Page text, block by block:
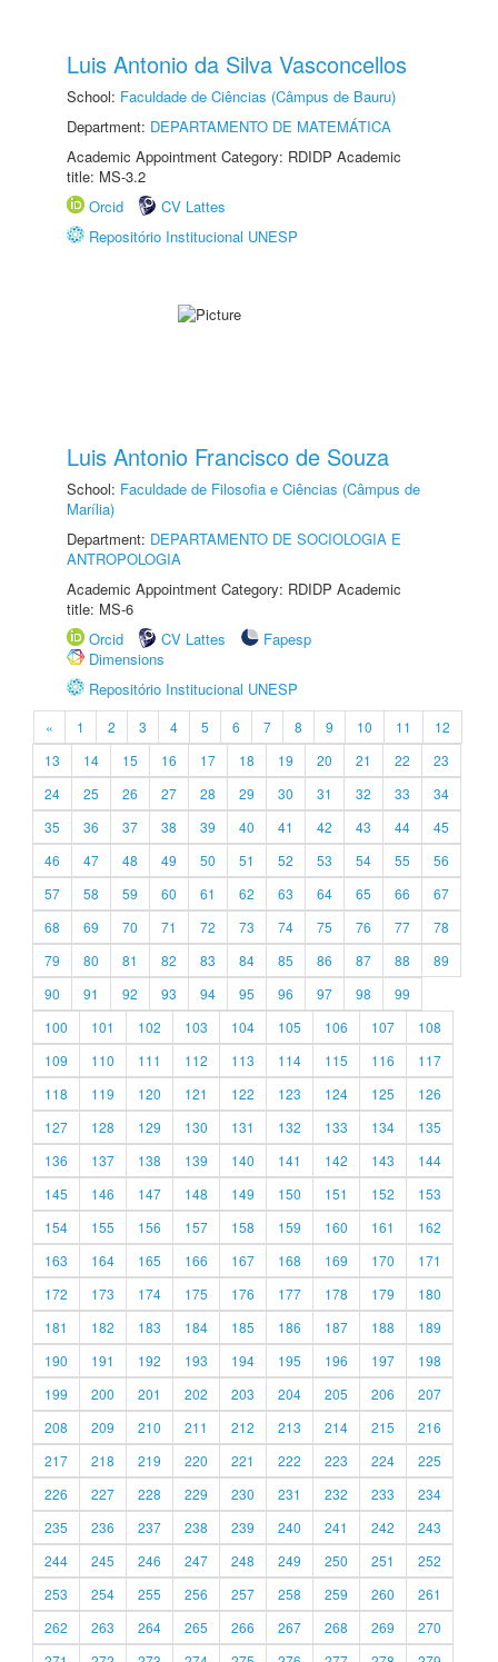
Luis Antonio da Silva Vasconcellos
School: Faculdade de Ciências (Câmpus de Bauru)
Department: DEPARTAMENTO DE MATEMÁTICA
Academic Appointment Category: RDIDP Academic
title: MS-3.2
Orcid
CV Lattes
Repositório Institucional UNESP
Luis Antonio Francisco de Souza
School: Faculdade de Filosofia e Ciências (Câmpus de
Marília)
Department: DEPARTAMENTO DE SOCIOLOGIA E
ANTROPOLOGIA
Academic Appointment Category: RDIDP Academic
title: MS-6
Orcid
CV Lattes
Fapesp
Dimensions
Repositório Institucional UNESP
« 1 2 3 4 5 6 7 8 9 10 11
12
13
14 15 16 17 18 19 20 21 22
23
24
25 26 27 28 29 30 31 32 33
34
35
36 37 38 39 40 41 42 43 44
45
46
47 48 49 50 51 52 53 54 55
56
57
58 59 60 61 62 63 64 65 66
67
68
69 70 71 72 73 74 75 76 77
78
79
80 81 82 83 84 85 86 87 88
89
90
91 92 93 94 95 96 97 98
99
100
101 102 103 104 105 106 107
108
109
110 111 112 113 114 115 116
117
118
119 120 121 122 123 124 125
126
127
128 129 130 131 132 133 134
135
136
137 138 139 140 141 142 143
144
145
146 147 148 149 150 151 152
153
154
155 156 157 158 159 160 161
162
163
164 165 166 167 168 169 170
171
172
173 174 175 176 177 178 179
180
181
182 183 184 185 186 187 188
189
190
191 192 193 194 195 196 197
198
199
200 201 202 203 204 205 206
207
208
209 210 211 212 213 214 215
216
217
218 219 220 221 222 223 224
225
226
227 228 229 230 231 232 233
234
235
236 237 238 239 240 241 242
243
244
245 246 247 248 249 250 251
252
253
254 255 256 257 258 259 260
261
262
263 264 265 266 267 268 269
270